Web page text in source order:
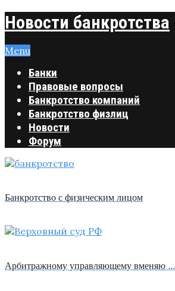
Новости банкротства
Menu
Банки
Правовые вопросы
Банкротство компаний
Банкротство физлиц
Новости
Форум
Банкротство с физическим лицом
Арбитражному управляющему вменяю …